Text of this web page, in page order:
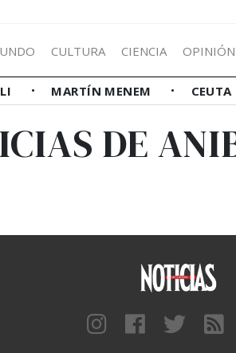
CULTURA CIENCIA OPINIÓN
MARTÍN MENEM CEUTA
DE